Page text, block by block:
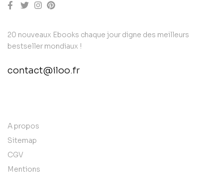
20 nouveaux Ebooks chaque jour digne des meilleurs
bestseller mondiaux !
contact@iloo.fr
A propos
Sitemap
CGV
Mentions